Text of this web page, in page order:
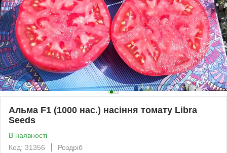
Альма F1 (1000 нас.) насіння томату Libra
Seeds
В наявності
Код: 31356
Роздріб